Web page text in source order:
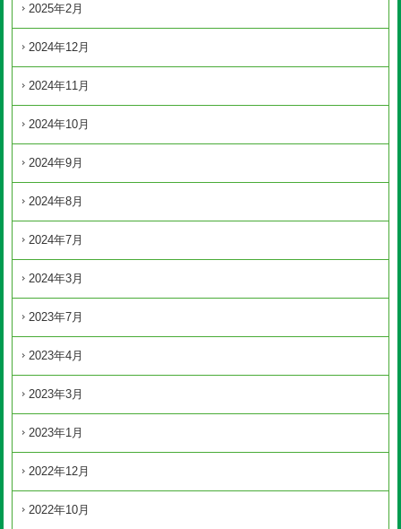
2025年2月
2024年12月
2024年11月
2024年10月
2024年9月
2024年8月
2024年7月
2024年3月
2023年7月
2023年4月
2023年3月
2023年1月
2022年12月
2022年10月